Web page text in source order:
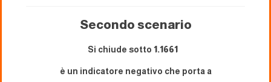
Secondo scenario
Si chiude sotto 1.1661
è un indicatore negativo che porta a